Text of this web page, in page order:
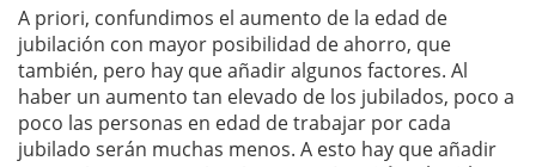
A priori, confundimos el aumento de la edad de
jubilación con mayor posibilidad de ahorro, que
también, pero hay que añadir algunos factores. Al
haber un aumento tan elevado de los jubilados, poco a
poco las personas en edad de trabajar por cada
jubilado serán muchas menos. A esto hay que añadir